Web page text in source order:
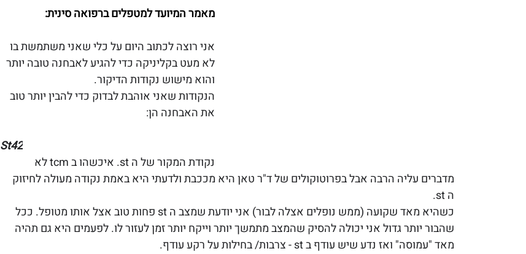
מאמר המיועד למטפלים ברפואה סינית:
אני רוצה לכתוב היום על כלי שאני משתמשת בו
לא מעט בקליניקה כדי להגיע לאבחנה טובה יותר
והוא מישוש נקודות הדיקור.
הנקודות שאני אוהבת לבדוק כדי להבין יותר טוב
את האבחנה הן:
St42
נקודת המקור של ה st. איכשהו ב tcm לא
מדברים עליה הרבה אבל בפרוטוקולים של ד"ר טאן היא מככבת ולדעתי היא באמת נקודה מעולה לחיזוק
ה st.
כשהיא מאד שקועה (ממש נופלים אצלה לבור) אני יודעת שמצב ה st פחות טוב אצל אותו מטופל. ככל
שהבור יותר גדול אני יכולה להסיק שהמצב מתמשך יותר וייקח יותר זמן לעזור לו. לפעמים היא גם תהיה
מאד "עמוסה" ואז נדע שיש עודף ב st - צרבות/ בחילות על רקע עודף.